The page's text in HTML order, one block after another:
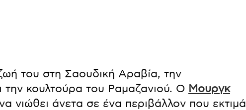
του στη Σαουδική Αραβία, την
κουλτούρα του Ραμαζανιού. Ο Μουργκ
νιώθει άνετα σε ένα περιβάλλον που εκτιμά